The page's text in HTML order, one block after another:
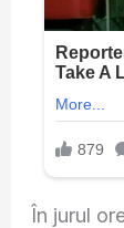
În jurul